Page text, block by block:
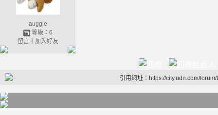
auggie
等級：6
留言｜ 加入好友
引用網址：https://city.udn.com/